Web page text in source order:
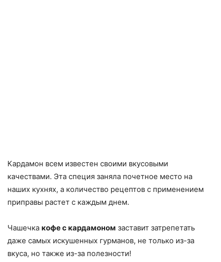
Кардамон всем известен своими вкусовыми
качествами. Эта специя заняла почетное место на
наших кухнях, а количество рецептов с применением
приправы растет с каждым днем.
Чашечка кофе с кардамоном заставит затрепетать
даже самых искушенных гурманов, не только из-за
вкуса, но также из-за полезности!